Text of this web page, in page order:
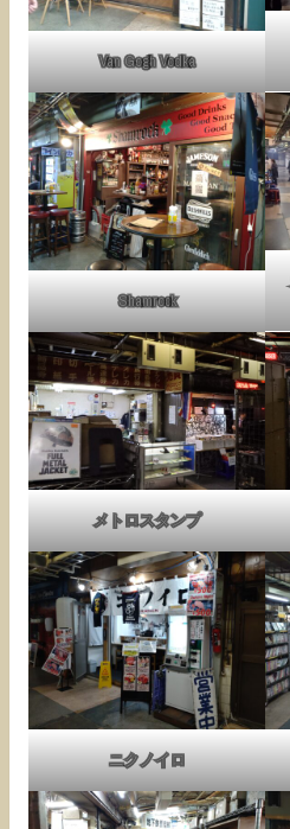
Van Gogh Vodka
Shamrock
メトロスタンプ
ニクノイロ